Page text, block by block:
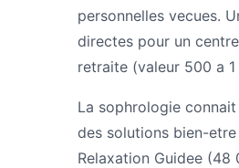
personnelles vecues.
directes pour un
retraite (valeur 500 a
La sophrologie
des solutions bien-
Relaxation Guidee